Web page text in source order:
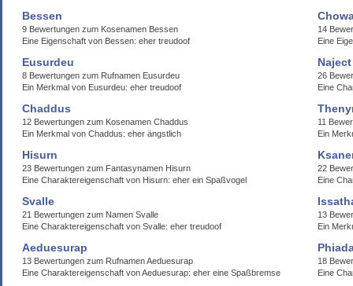
Bessen
9 Bewertungen zum Kosenamen Bessen
Eine Eigenschaft von Bessen: eher treudoof
14
Eine
Eusurdeu
8 Bewertungen zum Rufnamen Eusurdeu
Ein Merkmal von Eusurdeu: eher treudoof
Naject
26
Eine
Chaddus
12 Bewertungen zum Kosenamen Chaddus
Ein Merkmal von Chaddus: eher ängstlich
11
Ein
Hisurn
23 Bewertungen zum Fantasynamen Hisurn
Eine Charaktereigenschaft von Hisurn: eher ein Spaßvogel
22
Eine
Svalle
21 Bewertungen zum Namen Svalle
Eine Charaktereigenschaft von Svalle: eher treudoof
13
Ein
Aeduesurap
13 Bewertungen zum Rufnamen Aeduesurap
Eine Charaktereigenschaft von Aeduesurap: eher eine Spaßbremse
18
Eine